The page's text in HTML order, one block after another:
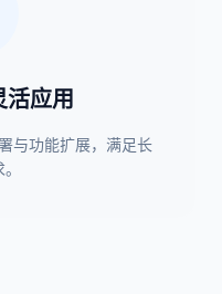
应用
与功能扩展，满足长